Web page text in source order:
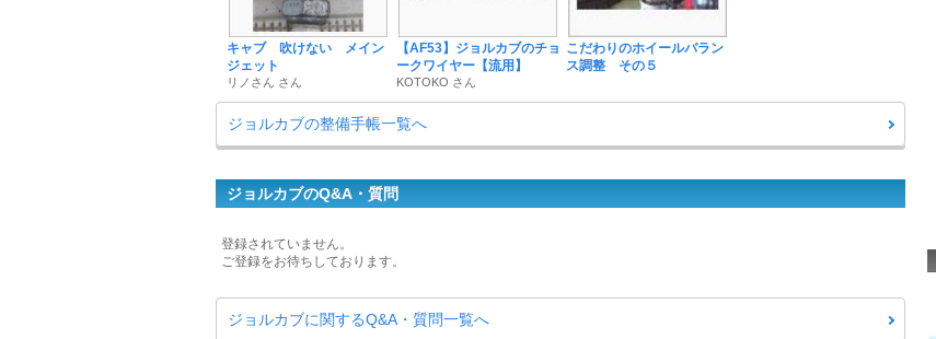
キャブ 吹けない メイン
ジェット
リノさん さん
【AF53】ジョルカブのチョ
ークワイヤー【流用】
KOTOKO さん
こだわりのホイールバラン
ス調整 その５
ジョルカブの整備手帳一覧へ
ジョルカブのQ&A・質問
登録されていません。
ご登録をお待ちしております。
ジョルカブに関するQ&A・質問一覧へ